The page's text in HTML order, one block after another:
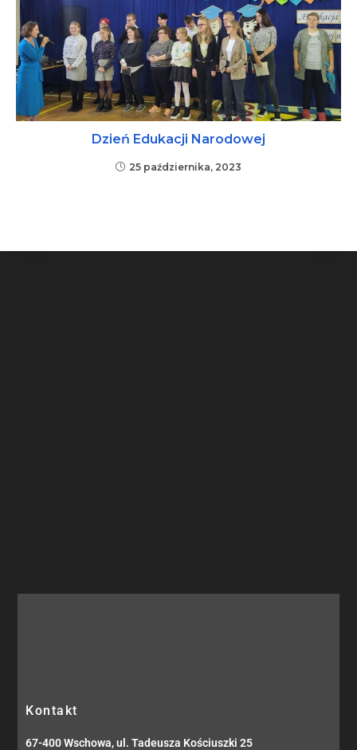
Dzień Edukacji Narodowej
25 października, 2023
Kontakt
67-400 Wschowa, ul. Tadeusza Kościuszki 25